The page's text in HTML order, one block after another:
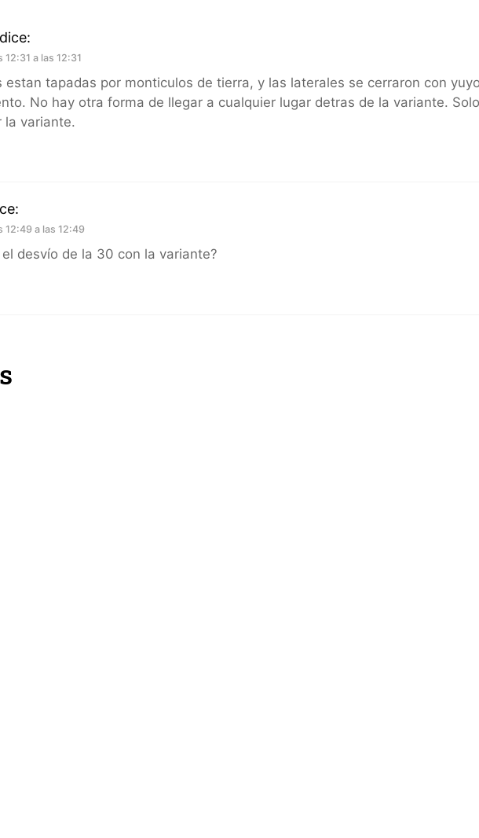
dice:
12:31 a las 12:31
estan tapadas por monticulos de tierra, y las laterales se cerraron con
No hay otra forma de llegar a cualquier lugar detras de la variante. Solo
la variante.
12:49 a las 12:49
desvío de la 30 con la variante?